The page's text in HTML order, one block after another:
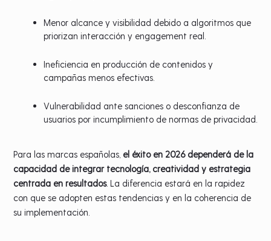
Menor alcance y visibilidad debido a algoritmos que
priorizan interacción y engagement real.
Ineficiencia en producción de contenidos y
campañas menos efectivas.
Vulnerabilidad ante sanciones o desconfianza de
usuarios por incumplimiento de normas de privacidad.
Para las marcas españolas, el éxito en 2026 dependerá de la
capacidad de integrar tecnología, creatividad y estrategia
centrada en resultados. La diferencia estará en la rapidez
con que se adopten estas tendencias y en la coherencia de
su implementación.